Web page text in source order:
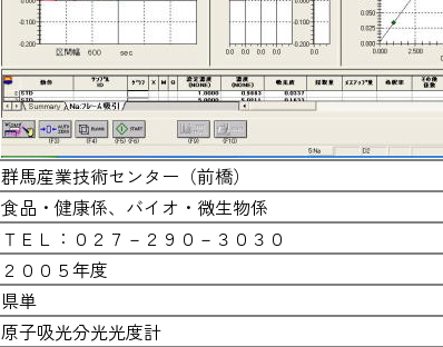
群馬産業技術センター（前橋）
食品・健康係、バイオ・微生物係
ＴＥＬ：０２７－２９０－３０３０
２００５年度
県単
原子吸光分光光度計